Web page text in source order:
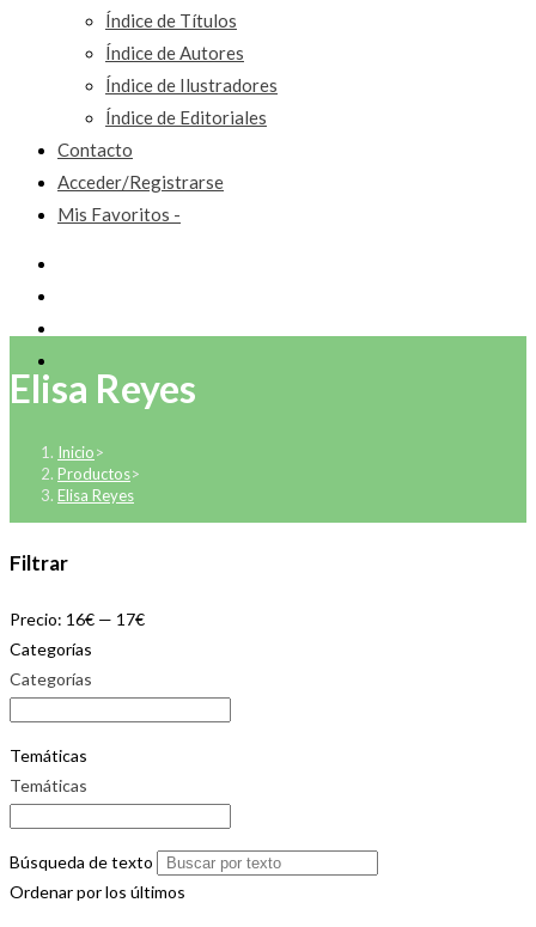
Índice de Títulos
Índice de Autores
Índice de Ilustradores
Índice de Editoriales
Contacto
Acceder/Registrarse
Mis Favoritos -
Elisa Reyes
Inicio>
Productos>
Elisa Reyes
Filtrar
Precio: 16€ — 17€
Categorías
Categorías
Temáticas
Temáticas
Búsqueda de texto
Ordenar por los últimos